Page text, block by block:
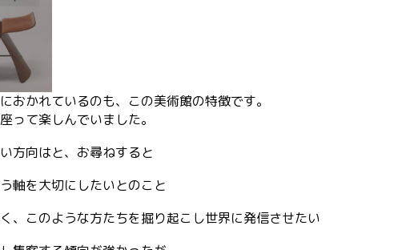
おかれているのも、この美術館の特徴です。
って楽しんでいました。
方向はと、お尋ねすると
軸を大切にしたいとのこと
、このような方たちを掘り起こし世界に発信させたい